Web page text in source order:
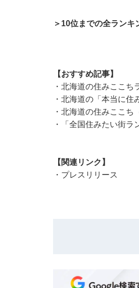
＞10位までの全ランキ
【おすすめ記事】
・ 北海道の住みここち
・ 北海道の「本当に住
・ 北海道の住みここち
・
「全国住みたい街
【関連リンク】
・ プレスリリース